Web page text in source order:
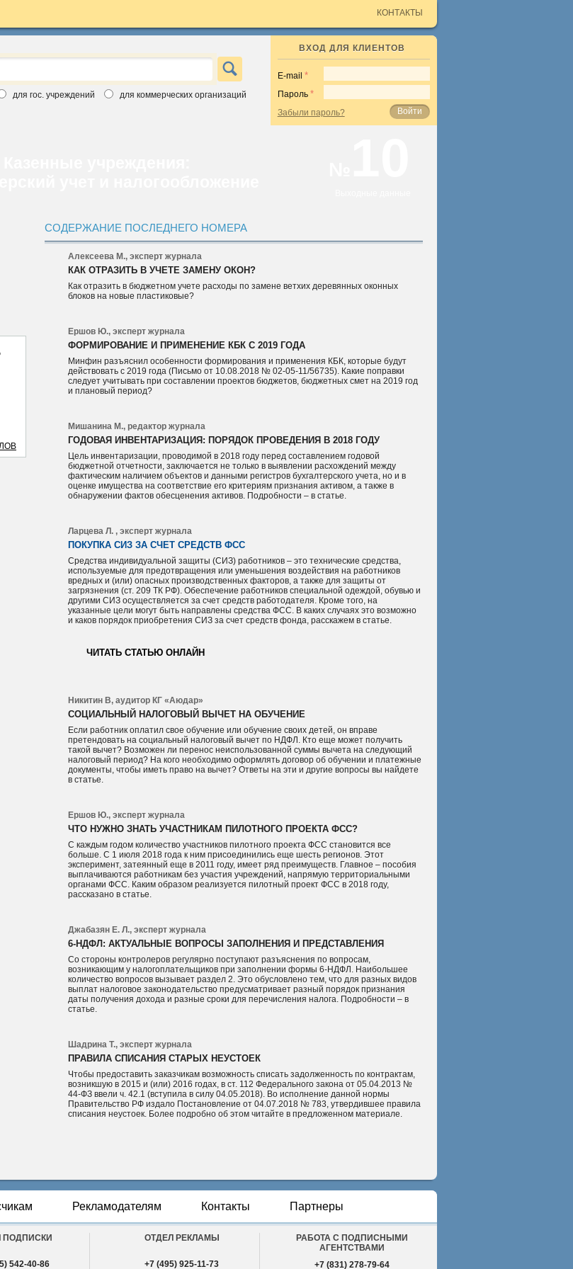
КОНТАКТЫ
для гос. учреждений для коммерческих организаций
ВХОД ДЛЯ КЛИЕНТОВ
E-mail
Пароль
Войти
Забыли пароль?
СОДЕРЖАНИЕ ПОСЛЕДНЕГО НОМЕРА
Алексеева М., эксперт журнала
КАК ОТРАЗИТЬ В УЧЕТЕ ЗАМЕНУ ОКОН?
Как отразить в бюджетном учете расходы по замене ветхих деревянных оконных
блоков на новые пластиковые?
Ершов Ю., эксперт журнала
ФОРМИРОВАНИЕ И ПРИМЕНЕНИЕ КБК С 2019 ГОДА
Минфин разъяснил особенности формирования и применения КБК, которые будут
действовать с 2019 года (Письмо от 10.08.2018 № 02-05-11/56735). Какие поправки
следует учитывать при составлении проектов бюджетов, бюджетных смет на 2019 год
и плановый период?
Мишанина М., редактор журнала
ГОДОВАЯ ИНВЕНТАРИЗАЦИЯ: ПОРЯДОК ПРОВЕДЕНИЯ В 2018 ГОДУ
Цель инвентаризации, проводимой в 2018 году перед составлением годовой
бюджетной отчетности, заключается не только в выявлении расхождений между
фактическим наличием объектов и данными регистров бухгалтерского учета, но и в
оценке имущества на соответствие его критериям признания активом, а также в
обнаружении фактов обесценения активов. Подробности – в статье.
Ларцева Л. , эксперт журнала
ПОКУПКА СИЗ ЗА СЧЕТ СРЕДСТВ ФСС
Средства индивидуальной защиты (СИЗ) работников – это технические средства,
используемые для предотвращения или уменьшения воздействия на работников
вредных и (или) опасных производственных факторов, а также для защиты от
загрязнения (ст. 209 ТК РФ). Обеспечение работников специальной одеждой, обувью и
другими СИЗ осуществляется за счет средств работодателя. Кроме того, на
указанные цели могут быть направлены средства ФСС. В каких случаях это возможно
и каков порядок приобретения СИЗ за счет средств фонда, расскажем в статье.
ЧИТАТЬ СТАТЬЮ ОНЛАЙН
Никитин В, аудитор КГ «Аюдар»
СОЦИАЛЬНЫЙ НАЛОГОВЫЙ ВЫЧЕТ НА ОБУЧЕНИЕ
Если работник оплатил свое обучение или обучение своих детей, он вправе
претендовать на социальный налоговый вычет по НДФЛ. Кто еще может получить
такой вычет? Возможен ли перенос неиспользованной суммы вычета на следующий
налоговый период? На кого необходимо оформлять договор об обучении и платежные
документы, чтобы иметь право на вычет? Ответы на эти и другие вопросы вы найдете
в статье.
Ершов Ю., эксперт журнала
ЧТО НУЖНО ЗНАТЬ УЧАСТНИКАМ ПИЛОТНОГО ПРОЕКТА ФСС?
С каждым годом количество участников пилотного проекта ФСС становится все
больше. С 1 июля 2018 года к ним присоединились еще шесть регионов. Этот
эксперимент, затеянный еще в 2011 году, имеет ряд преимуществ. Главное – пособия
выплачиваются работникам без участия учреждений, напрямую территориальными
органами ФСС. Каким образом реализуется пилотный проект ФСС в 2018 году,
рассказано в статье.
Джабазян Е. Л., эксперт журнала
6-НДФЛ: АКТУАЛЬНЫЕ ВОПРОСЫ ЗАПОЛНЕНИЯ И ПРЕДСТАВЛЕНИЯ
Со стороны контролеров регулярно поступают разъяснения по вопросам,
возникающим у налогоплательщиков при заполнении формы 6-НДФЛ. Наибольшее
количество вопросов вызывает раздел 2. Это обусловлено тем, что для разных видов
выплат налоговое законодательство предусматривает разный порядок признания
даты получения дохода и разные сроки для перечисления налога. Подробности – в
статье.
Шадрина Т., эксперт журнала
ПРАВИЛА СПИСАНИЯ СТАРЫХ НЕУСТОЕК
Чтобы предоставить заказчикам возможность списать задолженность по контрактам,
возникшую в 2015 и (или) 2016 годах, в ст. 112 Федерального закона от 05.04.2013 №
44-ФЗ ввели ч. 42.1 (вступила в силу 04.05.2018). Во исполнение данной нормы
Правительство РФ издало Постановление от 04.07.2018 № 783, утвердившее правила
списания неустоек. Более подробно об этом читайте в предложенном материале.
Рекламодателям Контакты Партнеры
ПОДПИСКИ
542-40-86
ОТДЕЛ РЕКЛАМЫ
+7 (495) 925-11-73
РАБОТА С ПОДПИСНЫМИ
АГЕНТСТВАМИ
+7 (831) 278-79-64
данные, выберите интересный вам журнал и
организаций
учреждений
ОТПРАВИТЬ